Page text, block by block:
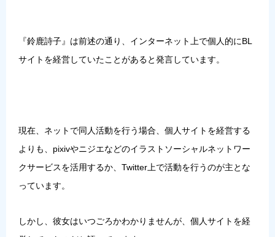
『鈴鹿詩子』は前述の通り、インターネット上で個人的にBL
サイトを経営していたことがあると発言しています。
現在、ネットで同人活動を行う場合、個人サイトを経営する
よりも、pixivやニジエなどのイラストソーシャルネットワー
クサービスを活用するか、Twitter上で活動を行うのが主とな
っています。
しかし、彼女はいつごろかわかりませんが、個人サイトを経